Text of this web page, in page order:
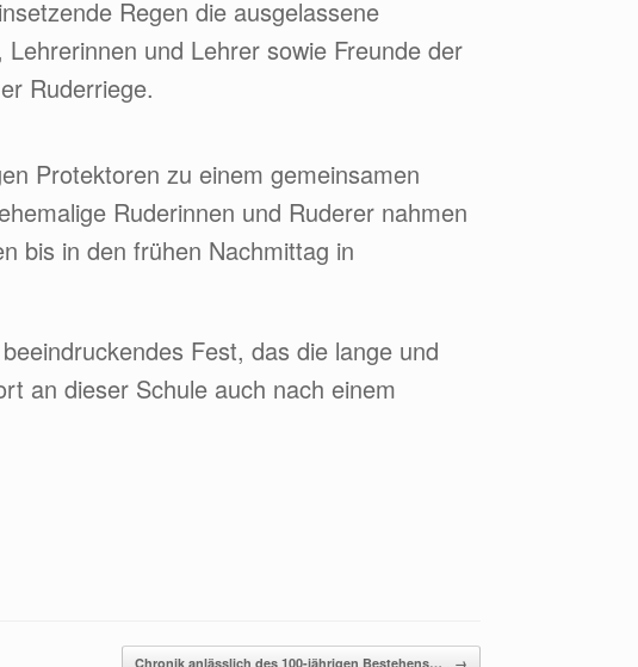
Regen die ausgelassene
und Lehrer sowie Freunde der
Ruderriege.
Protektoren zu einem gemeinsamen
Ruderinnen und Ruderer nahmen
bis in den frühen Nachmittag in
Fest, das die lange und
an dieser Schule auch nach einem
Chronik anlässlich des 100-jährigen Bestehens… →